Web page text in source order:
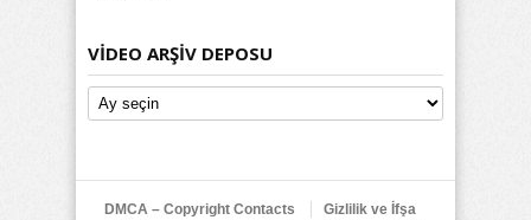
VIDEO ARŞIV DEPOSU
Video
Arşiv
DMCA – Copyright Contacts
Gizlilik ve İfşa